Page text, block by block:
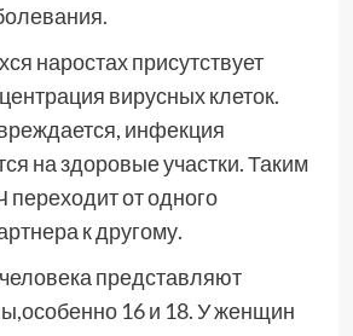
наростах присутствует
вирусных клеток.
инфекция
на здоровые участки. Таким
от одного
к другому.
представляют
16 и 18. У женщин